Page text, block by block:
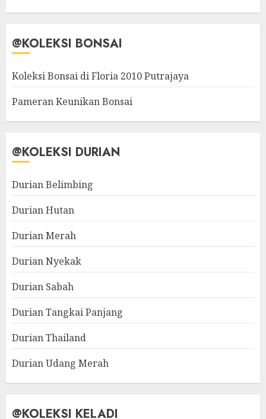
@KOLEKSI BONSAI
Koleksi Bonsai di Floria 2010 Putrajaya
Pameran Keunikan Bonsai
@KOLEKSI DURIAN
Durian Belimbing
Durian Hutan
Durian Merah
Durian Nyekak
Durian Sabah
Durian Tangkai Panjang
Durian Thailand
Durian Udang Merah
@KOLEKSI KELADI